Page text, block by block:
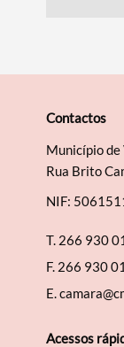
Termo de
Categorias
Contactos
Município
Rua Brito
NIF:
T. 266 930
F. 266 930
E.
Acessos